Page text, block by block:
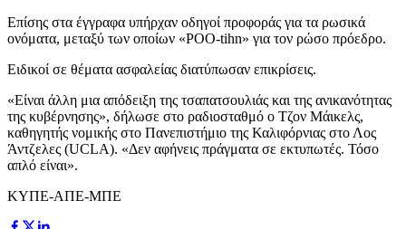
Επίσης στα έγγραφα υπήρχαν οδηγοί προφοράς για τα ρωσικά
ονόματα, μεταξύ των οποίων «POO-tihn» για τον ρώσο πρόεδρο.
Ειδικοί σε θέματα ασφαλείας διατύπωσαν επικρίσεις.
«Είναι άλλη μια απόδειξη της τσαπατσουλιάς και της ανικανότητας
της κυβέρνησης», δήλωσε στο ραδιοσταθμό ο Τζον Μάικελς,
καθηγητής νομικής στο Πανεπιστήμιο της Καλιφόρνιας στο Λος
Άντζελες (UCLA). «Δεν αφήνεις πράγματα σε εκτυπωτές. Τόσο
απλό είναι».
ΚΥΠΕ-ΑΠΕ-ΜΠΕ